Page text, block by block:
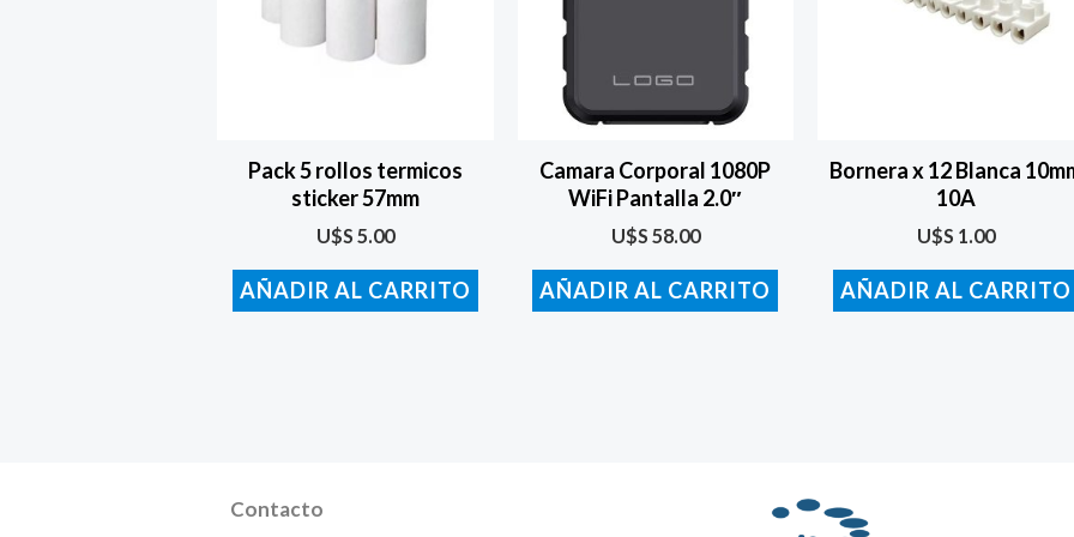
Pack 5 rollos termicos
sticker 57mm
U$S 5.00
AÑADIR AL CARRITO
Camara Corporal 1080P
WiFi Pantalla 2.0″
U$S 58.00
AÑADIR AL CARRITO
Bornera x 12 Blanca
10A
U$S 1.00
AÑADIR AL CARRITO
Contacto